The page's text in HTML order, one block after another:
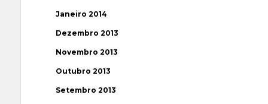
Janeiro 2014
Dezembro 2013
Novembro 2013
Outubro 2013
Setembro 2013